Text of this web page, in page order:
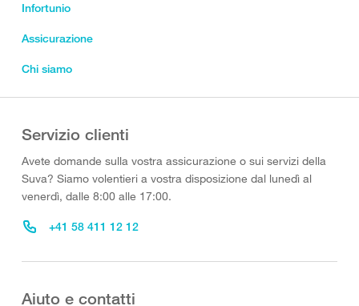
Infortunio
Assicurazione
Chi siamo
Servizio clienti
Avete domande sulla vostra assicurazione o sui servizi della
Suva? Siamo volentieri a vostra disposizione dal lunedì al
venerdì, dalle 8:00 alle 17:00.
+41 58 411 12 12
Aiuto e contatti